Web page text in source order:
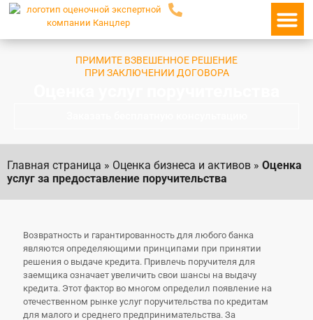
ПРИМИТЕ ВЗВЕШЕННОЕ РЕШЕНИЕ
ПРИ ЗАКЛЮЧЕНИИ ДОГОВОРА
Главная страница » Оценка бизнеса и активов » Оценка
услуг за предоставление поручительства
Возвратность и гарантированность для любого банка
являются определяющими принципами при принятии
решения о выдаче кредита. Привлечь поручителя для
заемщика означает увеличить свои шансы на выдачу
кредита. Этот фактор во многом определил появление на
отечественном рынке услуг поручительства по кредитам
для малого и среднего предпринимательства. За